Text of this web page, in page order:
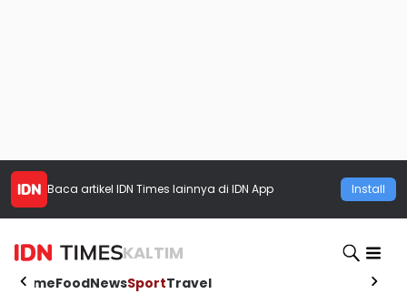
Baca artikel IDN Times lainnya di IDN App Install
KALTIM
HomeFoodNewsSportTravel